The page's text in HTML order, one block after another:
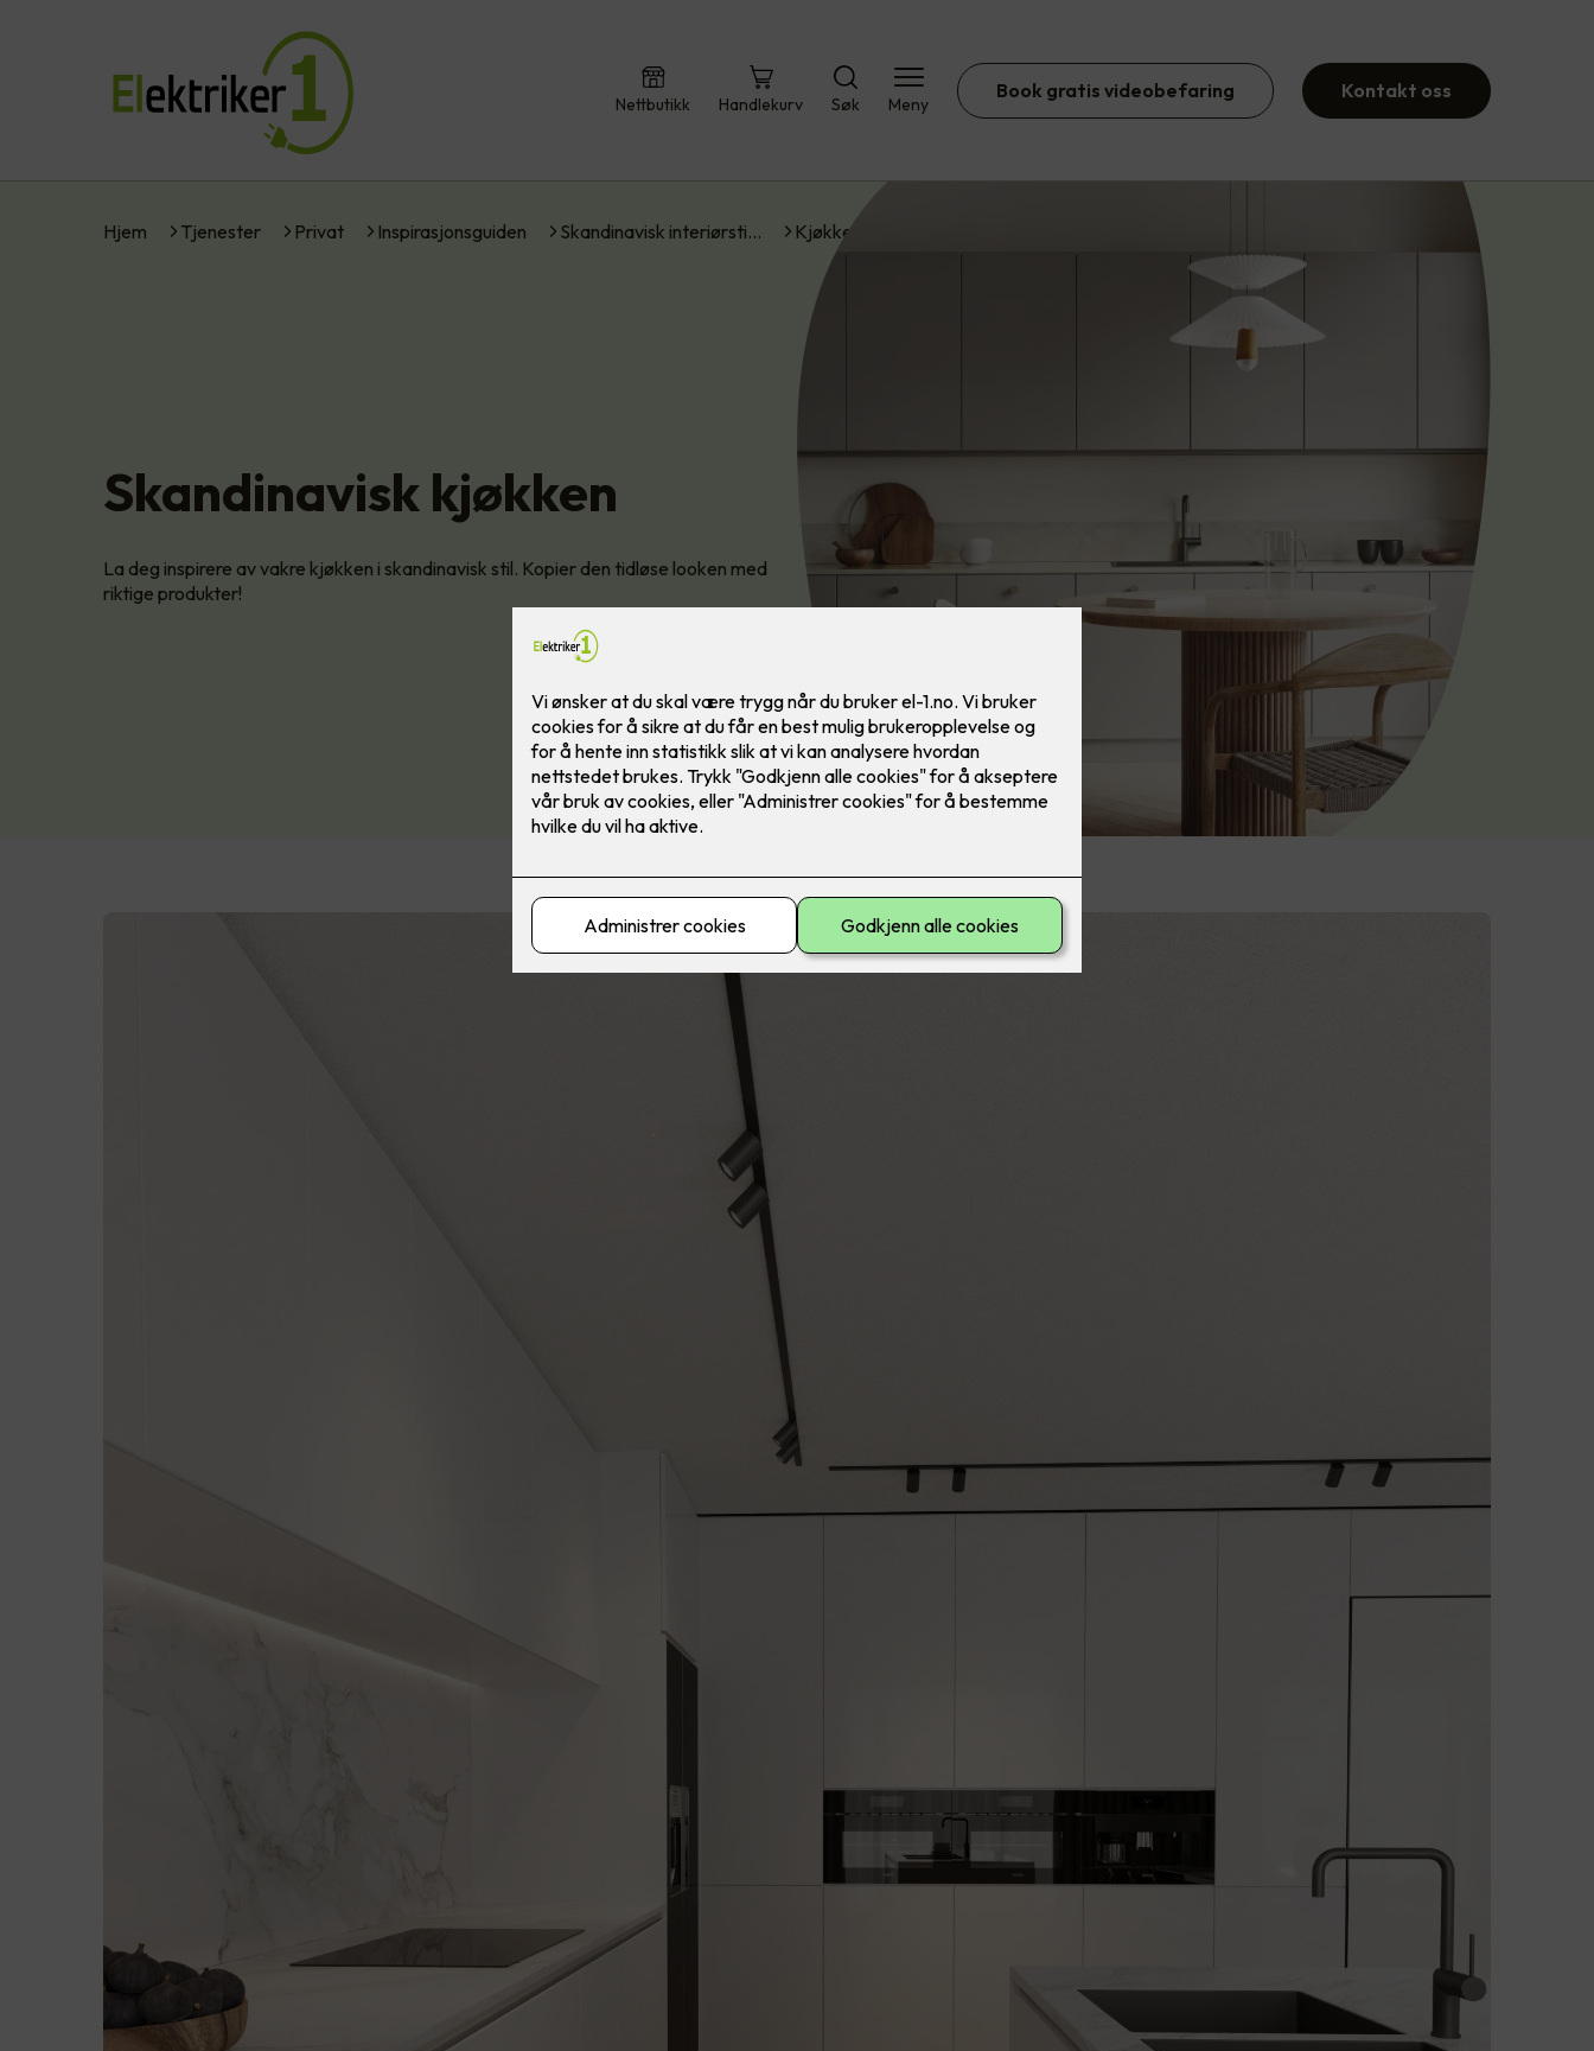
Nettbutikk Handlekurv Søk Meny
Book gratis videobefaring Kontakt oss
Hjem Tjenester Privat Inspirasjonsguiden Skandinavisk interiørsti… Kjøkken
Skandinavisk kjøkken
La deg inspirere av vakre kjøkken i skandinavisk stil. Kopier den tidløse looken med
riktige produkter!